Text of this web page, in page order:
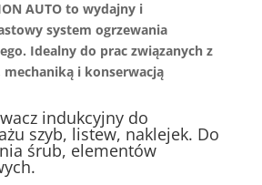
AUTO to wydajny i
system ogrzewania
Idealny do prac związanych z
mechaniką i konserwacją
indukcyjny do
szyb, listew, naklejek. Do
śrub, elementów